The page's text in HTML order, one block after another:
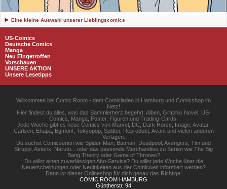
Eine kleine Auswahl unserer Lieblingscomics
US-Comics
Deutsche Comics
Manga
Neu Eingetroffen
Vorschauen
UNSERE AKTION
Unsere Lesetipps
Willkommen bei Comic Room - dem Comicladen in Hamburg und Comicshop im
Netz!
Hier findest du alles, was das Sammlerherz begehrt: Alben, Graphic Novel, US-
Comics, Manga, Poster, Figuren und Trading-Cards.
Jede Woche gibt es neue Comics von Marvel, DC, Dark Horse, Image, Avatar,
Carlsen, Ehapa, Egmont, Tokyopop, Splitter, Reprodukt, Avant und vielen anderen
Verlagen.
Du suchst Comicserien wie Spider-Man, Batman, Deadpool, Avengers, Tim und
Struppi, Asterix, Naruto... oder das passende Merchandise zu Serien wie The Big
Bang Theory oder Game of Thrones?
Du willst einen zuverlässigen Abo-Service? Du willst jede Woche über die
Neuerscheinungen oder Neuigkeiten aus der Comicwelt informiert werden?
Dann ist dieser Onlineshop für dich genau das Richtige!
COMIC ROOM HAMBURG
Güntherstr. 94